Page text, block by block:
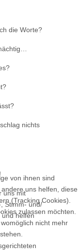
die Worte?
nichts
uns mit
Stimm- und/
und helfen
von ihnen sind
uns helfen, diese
(Tracking Cookies).
zulassen möchten.
nicht mehr